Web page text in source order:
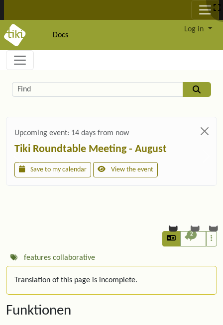
Docs
Log in
Navigation and related functionality and
Related content
Find
Upcoming event: 14 days from now
Tiki Roundtable Meeting - August
Save to my calendar View the event
2
features collaborative
Translation of this page is incomplete.
Funktionen